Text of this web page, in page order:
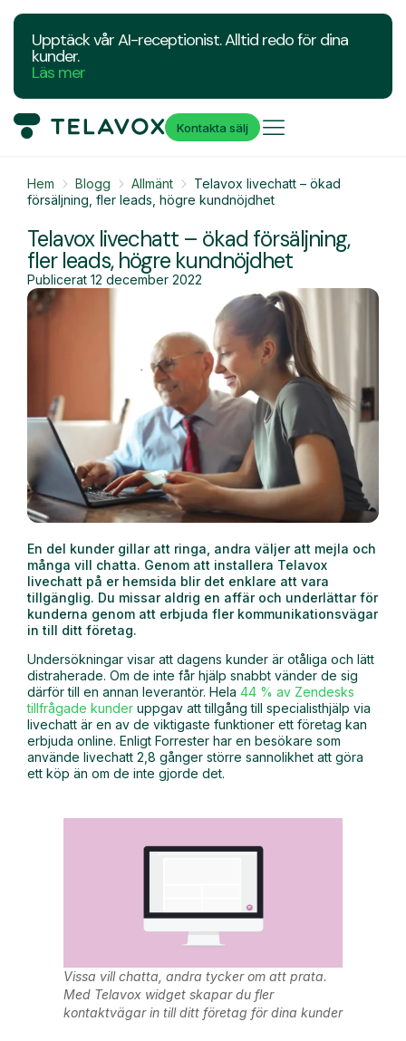
Upptäck vår AI-receptionist. Alltid redo för dina
kunder.
Läs mer
Kontakta sälj
Hem Blogg Allmänt
Telavox livechatt – ökad
försäljning, fler leads, högre kundnöjdhet
Telavox livechatt – ökad försäljning,
fler leads, högre kundnöjdhet
Publicerat 12 december 2022
En del kunder gillar att ringa, andra väljer att mejla och
många vill chatta. Genom att installera Telavox
livechatt på er hemsida blir det enklare att vara
tillgänglig. Du missar aldrig en affär och underlättar för
kunderna genom att erbjuda fler kommunikationsvägar
in till ditt företag.
Undersökningar visar att dagens kunder är otåliga och lätt
distraherade. Om de inte får hjälp snabbt vänder de sig
därför till en annan leverantör. Hela 44 % av Zendesks
tillfrågade kunder uppgav att tillgång till specialisthjälp via
livechatt är en av de viktigaste funktioner ett företag kan
erbjuda online. Enligt Forrester har en besökare som
använde livechatt 2,8 gånger större sannolikhet att göra
ett köp än om de inte gjorde det.
Vissa vill chatta, andra tycker om att prata.
Med Telavox widget skapar du fler
kontaktvägar in till ditt företag för dina kunder